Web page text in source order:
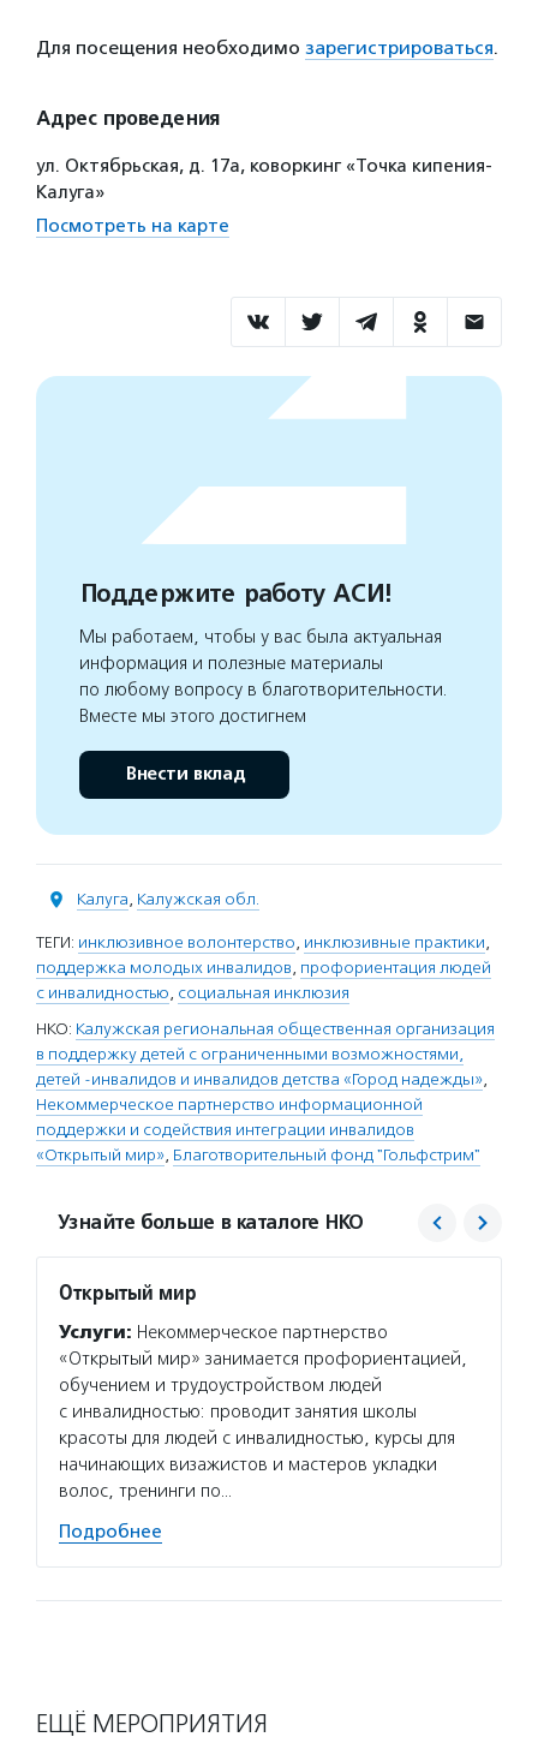
Для посещения необходимо зарегистрироваться.
Адрес проведения
ул. Октябрьская, д. 17а, коворкинг «Точка кипения-
Калуга»
Посмотреть на карте
Поддержите работу АСИ!
Мы работаем, чтобы у вас была актуальная
информация и полезные материалы
по любому вопросу в благотворительности.
Вместе мы этого достигнем
Внести вклад
Калуга, Калужская обл.
ТЕГИ: инклюзивное волонтерство, инклюзивные практики,
поддержка молодых инвалидов, профориентация людей
с инвалидностью, социальная инклюзия
НКО: Калужская региональная общественная организация
в поддержку детей с ограниченными возможностями,
детей -инвалидов и инвалидов детства «Город надежды»,
Некоммерческое партнерство информационной
поддержки и содействия интеграции инвалидов
«Открытый мир», Благотворительный фонд "Гольфстрим"
Узнайте больше в каталоге НКО
Открытый мир
Услуги: Некоммерческое партнерство
«Открытый мир» занимается профориентацией,
обучением и трудоустройством людей
с инвалидностью: проводит занятия школы
красоты для людей с инвалидностью, курсы для
начинающих визажистов и мастеров укладки
волос, тренинги по…
Подробнее
ЕЩЁ МЕРОПРИЯТИЯ